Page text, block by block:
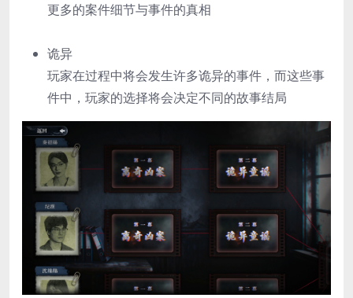
更多的案件细节与事件的真相
诡异
玩家在过程中将会发生许多诡异的事件，而这些事
件中，玩家的选择将会决定不同的故事结局